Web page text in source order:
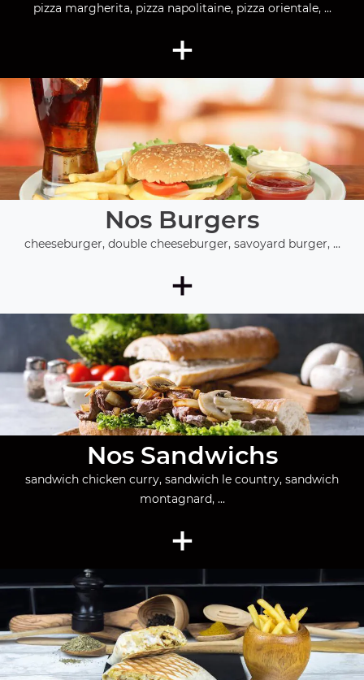
pizza margherita, pizza napolitaine, pizza orientale, ...
+
Nos Burgers
cheeseburger, double cheeseburger, savoyard burger, ...
+
Nos Sandwichs
sandwich chicken curry, sandwich le country, sandwich
montagnard, ...
+